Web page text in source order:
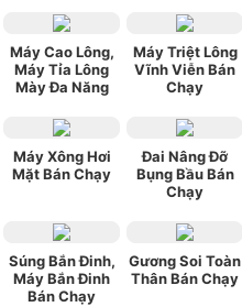
Máy Cao Lông,
Máy Tỉa Lông
Mày Đa Năng
Máy Triệt Lông
Vĩnh Viễn Bán
Chạy
Máy Xông Hơi
Mặt Bán Chạy
Đai Nâng Đỡ
Bụng Bầu Bán
Chạy
Súng Bắn Đinh,
Máy Bắn Đinh
Bán Chạy
Gương Soi Toàn
Thân Bán Chạy